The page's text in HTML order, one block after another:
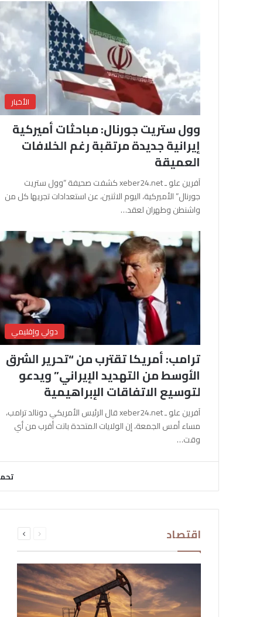
الأخبار
وول ستريت جورنال: مباحثات أميركية
إيرانية جديدة مرتقبة رغم الخلافات
العميقة
آفرين علو ـ xeber24.net كشفت صحيفة “وول ستريت
جورنال” الأميركية، اليوم الاثنين، عن استعدادات تجريها كل من
واشنطن وطهران لعقد…
دولي وإقليمي
ترامب: أمريكا تقترب من “تحرير الشرق
الأوسط من التهديد الإيراني” ويدعو
لتوسيع الاتفاقات الإبراهيمية
آفرين علو ـ xeber24.net قال الرئيس الأمريكي دونالد ترامب،
مساء أمس الجمعة، إن الولايات المتحدة باتت أقرب من أي
وقت…
اقتصاد الصفحةالصفحة